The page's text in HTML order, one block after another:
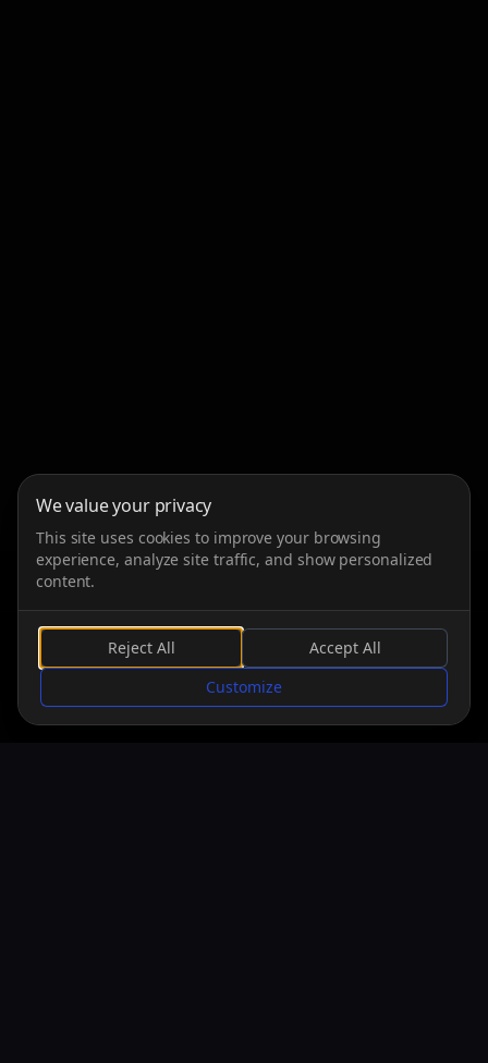
SCROLLEN
We value your privacy
This site uses cookies to improve your browsing
experience, analyze site traffic, and show personalized
content.
Reject All
Accept All
Customize